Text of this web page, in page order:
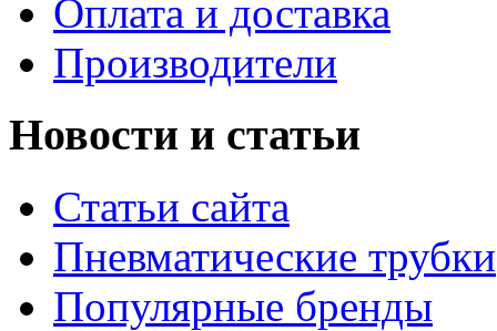
Оплата и доставка
Производители
Новости и статьи
Статьи сайта
Пневматические трубки
Популярные бренды